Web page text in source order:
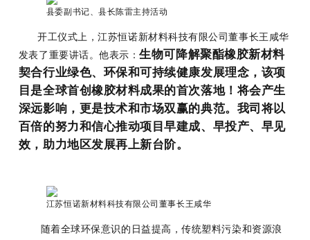
县委副书记、县长陈雷主持活动
开工仪式上，江苏恒诺新材料科技有限公司董事长王咸华
发表了重要讲话。他表示：生物可降解聚酯橡胶新材料
契合行业绿色、环保和可持续健康发展理念，该项
目是全球首创橡胶材料成果的首次落地！将会产生
深远影响，更是技术和市场双赢的典范。我司将以
百倍的努力和信心推动项目早建成、早投产、早见
效，助力地区发展再上新台阶。
江苏恒诺新材料科技有限公司董事长王咸华
随着全球环保意识的日益提高，传统塑料污染和资源浪